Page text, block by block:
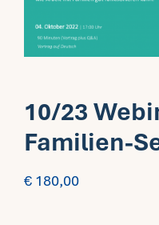
Fragen FAQ
Kontakt
10/23
Familien-
€ 180,00